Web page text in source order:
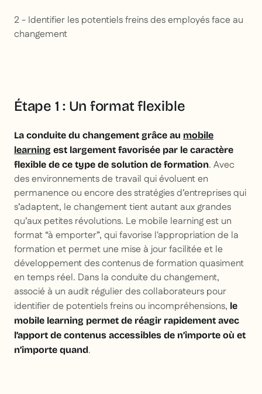
2 - Identifier les potentiels freins des employés face au
changement
Étape 1 : Un format flexible
La conduite du changement grâce au mobile
learning est largement favorisée par le caractère
flexible de ce type de solution de formation. Avec
des environnements de travail qui évoluent en
permanence ou encore des stratégies d’entreprises qui
s’adaptent, le changement tient autant aux grandes
qu’aux petites révolutions. Le mobile learning est un
format “à emporter”, qui favorise l'appropriation de la
formation et permet une mise à jour facilitée et le
développement des contenus de formation quasiment
en temps réel. Dans la conduite du changement,
associé à un audit régulier des collaborateurs pour
identifier de potentiels freins ou incompréhensions, le
mobile learning permet de réagir rapidement avec
l’apport de contenus accessibles de n’importe où et
n’importe quand.